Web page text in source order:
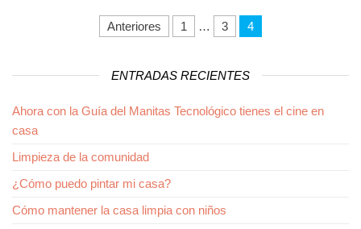
Navegación de entradas
Anteriores 1 … 3 4
ENTRADAS RECIENTES
Ahora con la Guía del Manitas Tecnológico tienes el cine en
casa
Limpieza de la comunidad
¿Cómo puedo pintar mi casa?
Cómo mantener la casa limpia con niños